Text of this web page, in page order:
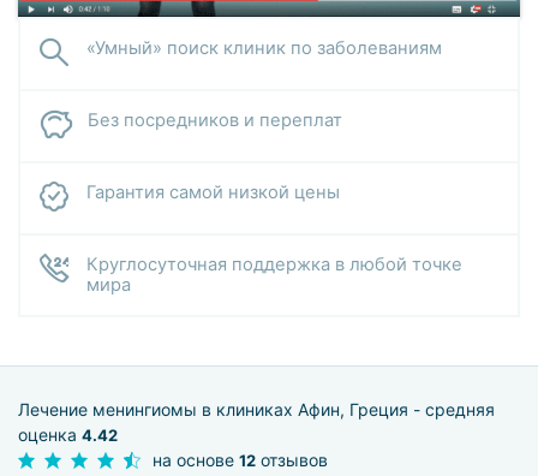
«Умный» поиск клиник по заболеваниям
Без посредников и переплат
Гарантия самой низкой цены
Круглосуточная поддержка в любой точке
мира
Лечение менингиомы в клиниках Афин, Греция - средняя
оценка 4.42
на основе 12 отзывов